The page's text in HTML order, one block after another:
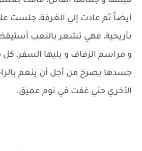
أيضاً ثم عادت إلي الغرفة، جلست
بأريحية، فهي تشعر بالتعب
و مراسم الزفاف و يليها السفر،
جسدها يصرخ من أجل أن ينعم
الأخري حتي غفت في نوم عميق.